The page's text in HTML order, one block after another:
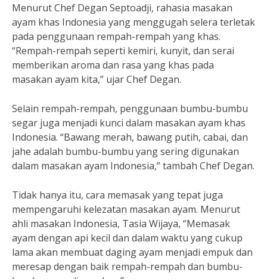
Menurut Chef Degan Septoadji, rahasia masakan
ayam khas Indonesia yang menggugah selera terletak
pada penggunaan rempah-rempah yang khas.
“Rempah-rempah seperti kemiri, kunyit, dan serai
memberikan aroma dan rasa yang khas pada
masakan ayam kita,” ujar Chef Degan.
Selain rempah-rempah, penggunaan bumbu-bumbu
segar juga menjadi kunci dalam masakan ayam khas
Indonesia. “Bawang merah, bawang putih, cabai, dan
jahe adalah bumbu-bumbu yang sering digunakan
dalam masakan ayam Indonesia,” tambah Chef Degan.
Tidak hanya itu, cara memasak yang tepat juga
mempengaruhi kelezatan masakan ayam. Menurut
ahli masakan Indonesia, Tasia Wijaya, “Memasak
ayam dengan api kecil dan dalam waktu yang cukup
lama akan membuat daging ayam menjadi empuk dan
meresap dengan baik rempah-rempah dan bumbu-